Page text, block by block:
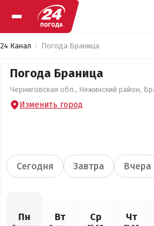
24 Канал Погода Браница
Погода Браница
Черниговская обл., Нежинский район,
Изменить город
Сегодня Завтра Вчера
Пн Вт Ср Чт